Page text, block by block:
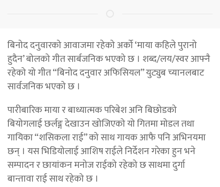
बिनोद दनुवारको आवाजमा रहेको अर्को ‘माया कहिले पुरानो
हुदैन’ बोलको गीत सार्बजनिक भएको छ । शब्द/लय/स्वर आफ्नै
रहेको यो गीत “बिनोद दनुवार अफिसियल” युट्युब च्यानलबाट
सार्वजनिक भएको छ ।
पारीबारिक माया र बाध्यात्मक परिबेश अनि बिछोडको
बियोगलाई छर्लङ्ग देखाउन खोजिएको यो गितमा मोडल तथा
गायिका “शसिकला राई” को साथ गायक आफै पनि अभिनयमा
छन् । यस भिडियोलाई आशिष राईले निर्देशन गरेका हुन भने
सम्पादन र छायांकन मनोज राईको रहेको छ साथमा दुर्गा
बान्तावा राई साथ रहेको छ ।